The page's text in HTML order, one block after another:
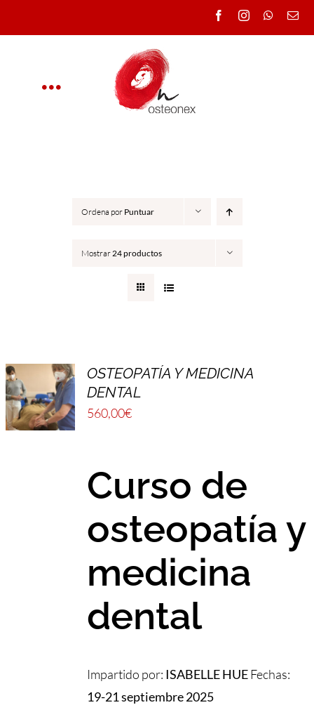
al
CONTACTO
Ordena por Puntuar
Mostrar24 productos
OSTEOPATÍA Y MEDICINA
DENTAL
560,00€
Curso de
osteopatía y
medicina
dental
Impartido por: ISABELLE HUEFechas:
19-21 septiembre 2025